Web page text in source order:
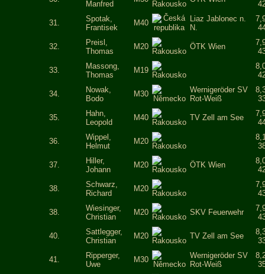
Manfred
31.
Spotak,
Frantisek
M40
Liaz Jablonec n.
N.
32.
Preisl,
Thomas
M20 ÖTK Wien
33.
Massong,
Thomas
M19
34.
Nowak,
Bodo
M30
Wernigeröder SV
Rot-Weiß
35.
Hahn,
Leopold
M40 TV Zell am See
36.
Wippel,
Helmut
M20
37.
Hiller,
Johann
M20 ÖTK Wien
38.
Schwarz,
Richard
M20
38.
Wiesinger,
Christian
M20 SKV Feuerwehr
40.
Sattlegger,
Christian
M20 TV Zell am See
41.
Ripperger,
Uwe
M30
Wernigeröder SV
Rot-Weiß